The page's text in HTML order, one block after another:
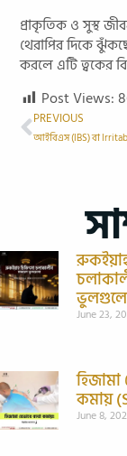
প্রাকৃতিক ও সুস্থ
থেরাপির দিকে
করলে এটি ত্বকের
Post Views:
PREVIOUS
June 23,
হিজামা
কমায়
June 8,